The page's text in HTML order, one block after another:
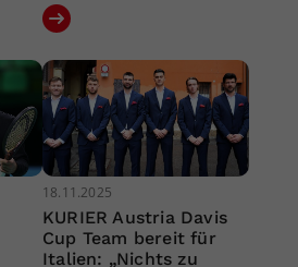
18.11.2025
KURIER Austria Davis
Cup Team bereit für
Italien: „Nichts zu